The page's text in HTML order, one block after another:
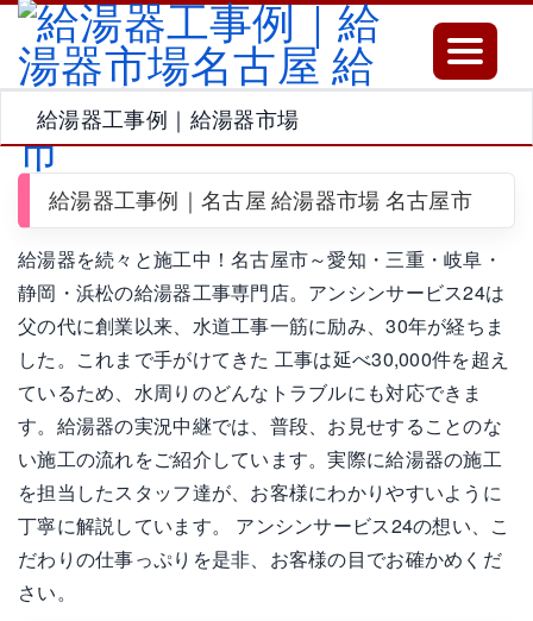
Toggle
給湯器工事例｜給湯器市場
給湯器工事例｜名古屋 給湯器市場 名古屋市
給湯器を続々と施工中！名古屋市～愛知・三重・岐阜・
静岡・浜松の給湯器工事専門店。アンシンサービス24は
父の代に創業以来、水道工事一筋に励み、30年が経ちま
した。これまで手がけてきた 工事は延べ30,000件を超え
ているため、水周りのどんなトラブルにも対応できま
す。給湯器の実況中継では、普段、お見せすることのな
い施工の流れをご紹介しています。実際に給湯器の施工
を担当したスタッフ達が、お客様にわかりやすいように
丁寧に解説しています。 アンシンサービス24の想い、こ
だわりの仕事っぷりを是非、お客様の目でお確かめくだ
さい。